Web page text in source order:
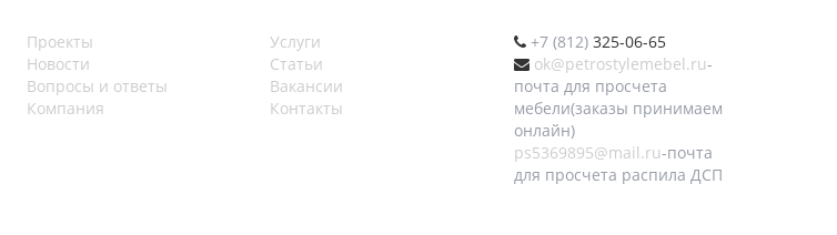
Проекты
Услуги
Новости
Статьи
Вопросы и ответы
Вакансии
Компания
Контакты
+7 (812)325-06-65
ok@petrostylemebel.ru-
почта для просчета
мебели(заказы принимаем
онлайн)
ps5369895@mail.ru-почта
для просчета распила ДСП